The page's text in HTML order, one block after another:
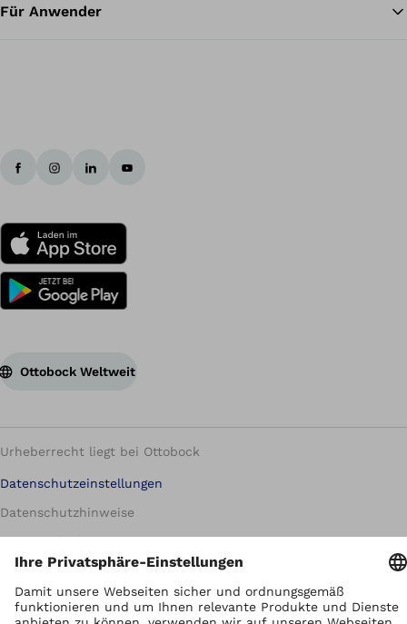
Für Anwender
Ottobock Weltweit
Urheberrecht liegt bei Ottobock
Datenschutzeinstellungen
Datenschutzhinweise
Nutzungsbedingungen
Impressum
Global Website